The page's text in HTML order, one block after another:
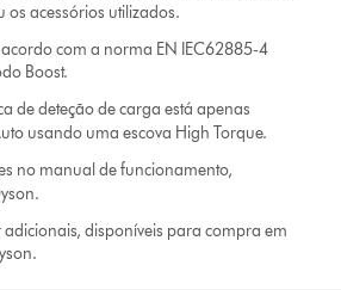
os acessórios utilizados.
com a norma EN IEC62885-4
Boost.
de deteção de carga está apenas
usando uma escova High Torque.
no manual de funcionamento,
disponíveis para compra em